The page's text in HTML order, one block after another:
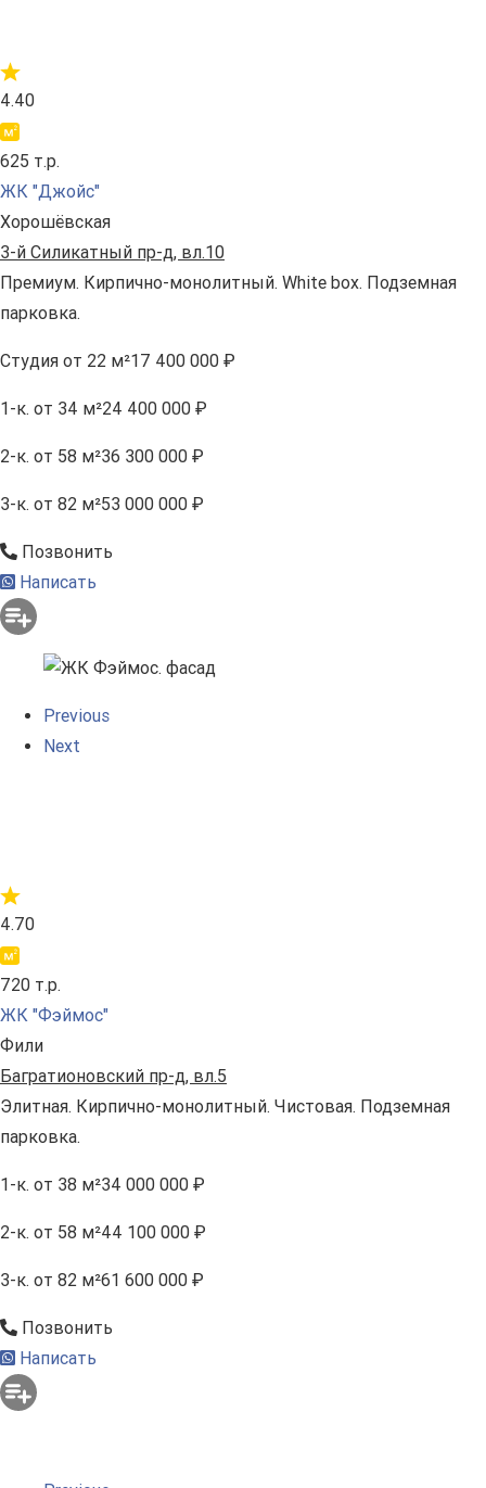
4.40
625 т.р.
ЖК "Джойс"
Хорошёвская
3-й Силикатный пр-д, вл.10
Премиум. Кирпично-монолитный. White box. Подземная
парковка.
Студия от 22 м²17 400 000 ₽
1-к. от 34 м²24 400 000 ₽
2-к. от 58 м²36 300 000 ₽
3-к. от 82 м²53 000 000 ₽
Позвонить
Написать
Previous
Next
4.70
720 т.р.
ЖК "Фэймос"
Фили
Багратионовский пр-д, вл.5
Элитная. Кирпично-монолитный. Чистовая. Подземная
парковка.
1-к. от 38 м²34 000 000 ₽
2-к. от 58 м²44 100 000 ₽
3-к. от 82 м²61 600 000 ₽
Позвонить
Написать